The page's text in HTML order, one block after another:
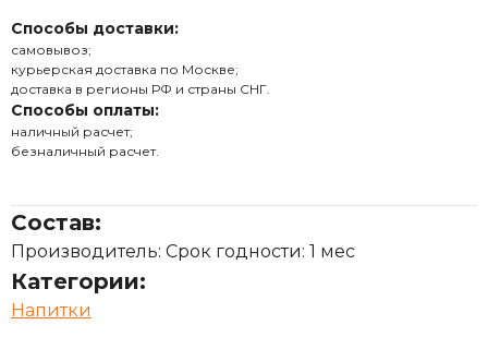
Способы доставки:
самовывоз;
курьерская доставка по Москве;
доставка в регионы РФ и страны СНГ.
Способы оплаты:
наличный расчет;
безналичный расчет.
Состав:
Производитель: Срок годности: 1 мес
Категории:
Напитки